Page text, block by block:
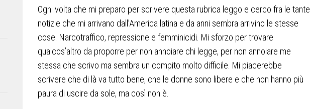
Ogni volta che mi preparo per scrivere questa rubrica leggo e cerco fra le tante
notizie che mi arrivano dall’America latina e da anni sembra arrivino le stesse
cose. Narcotraffico, repressione e femminicidi. Mi sforzo per trovare
qualcos’altro da proporre per non annoiare chi legge, per non annoiare me
stessa che scrivo ma sembra un compito molto difficile. Mi piacerebbe
scrivere che di là va tutto bene, che le donne sono libere e che non hanno più
paura di uscire da sole, ma così non è.